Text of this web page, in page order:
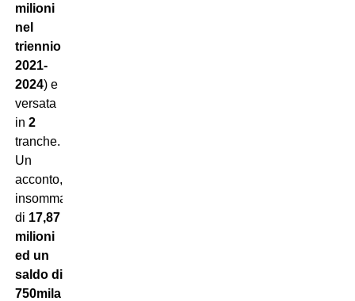
milioni
nel
triennio
2021-
2024) e
versata
in 2
tranche.
Un
acconto,
insomma,
di 17,87
milioni
ed un
saldo di
750mila